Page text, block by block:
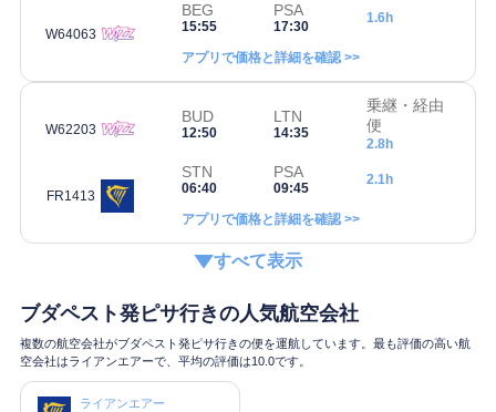
W64063
BEG
15:55
PSA
17:30
1.6h
アプリで価格と詳細を確認 >>
W62203
BUD
12:50
LTN
14:35
乗継・経由
便
2.8h
FR1413
STN
06:40
PSA
09:45
2.1h
アプリで価格と詳細を確認 >>
すべて表示
ブダペスト発ピサ行きの人気航空会社
複数の航空会社がブダペスト発ピサ行きの便を運航しています。最も評価の高い航
空会社はライアンエアーで、平均の評価は10.0です。
ライアンエアー